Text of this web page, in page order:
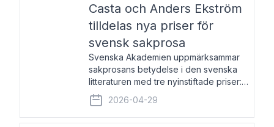
Casta och Anders Ekström
tilldelas nya priser för
svensk sakprosa
Svenska Akademien uppmärksammar
sakprosans betydelse i den svenska
litteraturen med tre nyinstiftade priser:
Svenska Akademiens pris till
framstående författare av svensk
sakprosa som i år går till Magnus
2026-04-29